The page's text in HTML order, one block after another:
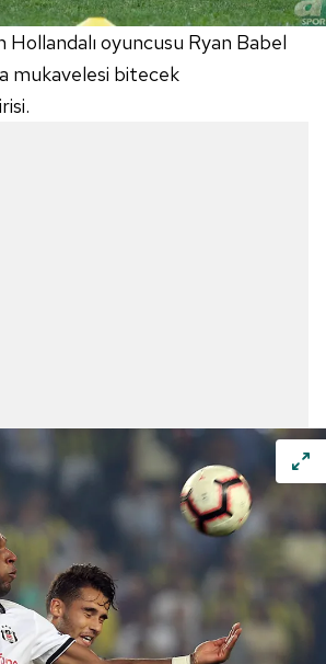
Hollandalı oyuncusu Ryan Babel
mukavelesi bitecek